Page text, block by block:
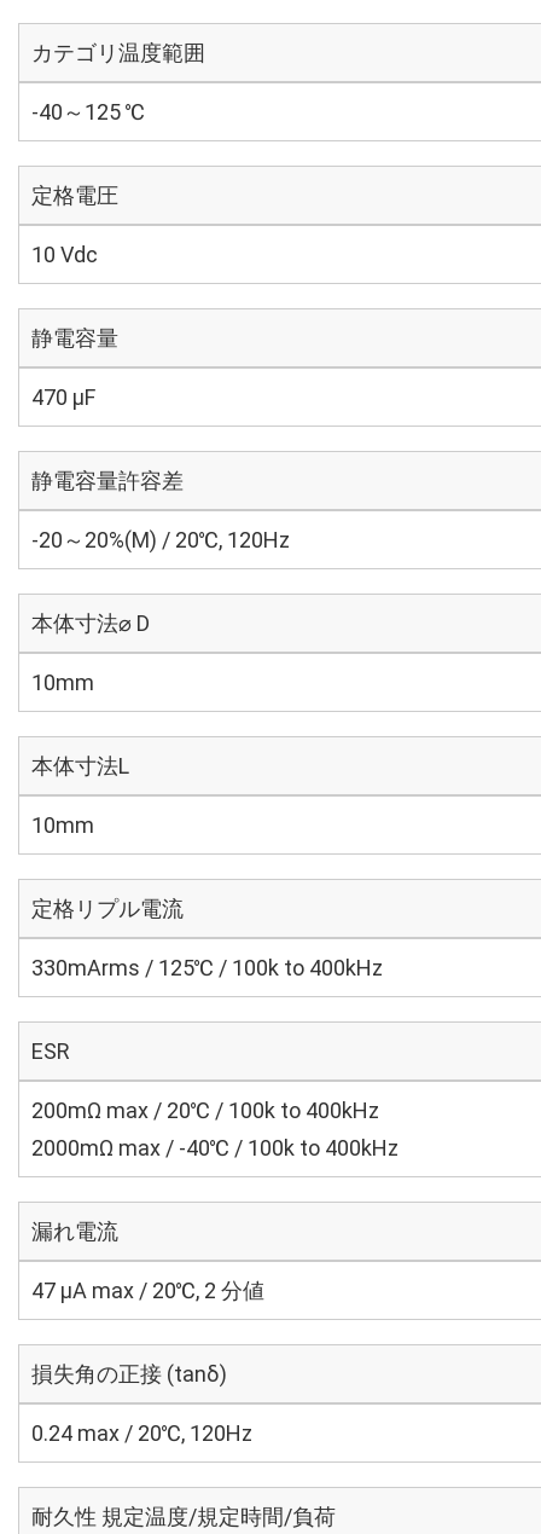
カテゴリ温度範囲
-40～125 ℃
定格電圧
10 Vdc
静電容量
470 µF
静電容量許容差
-20～20%(M) / 20℃, 120Hz
本体寸法⌀ D
10mm
本体寸法L
10mm
定格リプル電流
330mArms / 125℃ / 100k to 400kHz
ESR
200mΩ max / 20℃ / 100k to 400kHz
2000mΩ max / -40℃ / 100k to 400kHz
漏れ電流
47 μA max / 20℃, 2 分値
損失角の正接 (tanδ)
0.24 max / 20℃, 120Hz
耐久性 規定温度/規定時間/負荷